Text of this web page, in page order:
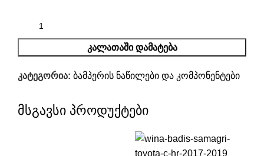
ᲙᲐᲚᲐᲗᲐᲨᲘ ᲓᲐᲛᲐᲢᲔᲑᲐ
კატეგორია: ბამპერის ნაწილები და კომპონენტები
მსგავსი პროდუქტები